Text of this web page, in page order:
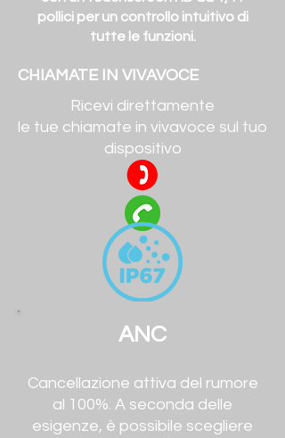
pollici per un controllo intuitivo di
tutte le funzioni.
CHIAMATE IN VIVAVOCE
Ricevi direttamente
le tue chiamate in vivavoce sul tuo
dispositivo
ANC
Cancellazione attiva del rumore
al 100%. A seconda delle
esigenze, è possibile scegliere